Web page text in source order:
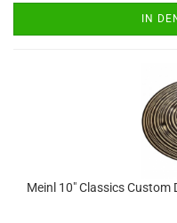
IN
Meinl 10" Classics Custom